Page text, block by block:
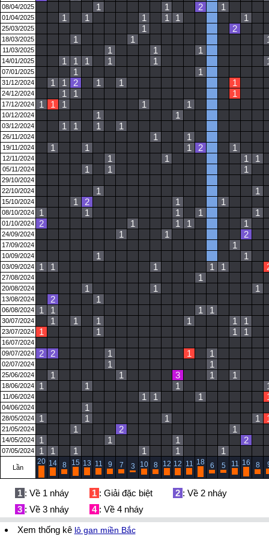
08/04/2025 1 1 2 1
01/04/2025 1 1 1 1 1 1
25/03/2025 1 2
18/03/2025 1 1
11/03/2025 1 1 1
14/01/2025 1 1 1 1 1
07/01/2025 1 1
31/12/2024 1 1 2 1 1 1
24/12/2024 1 1 1
17/12/2024 1 1 1 1 1
10/12/2024 1 1
03/12/2024 1 1 1 1
26/11/2024 1 1
19/11/2024 1 1 1 2 1
12/11/2024 1 1 1 1
05/11/2024 1 1 1
29/10/2024
22/10/2024
1 1
15/10/2024 1 2 1 1
08/10/2024 1 1 1 1 1
01/10/2024 2 1 1 1 1
24/09/2024 1 1 2
17/09/2024 1
10/09/2024 1 1
03/09/2024 1 1 1 1 1
27/08/2024 1
20/08/2024 1 1 1
13/08/2024 2 1
06/08/2024 1 1 1 1
30/07/2024 1 1 1 1 1 1
23/07/2024 1 1 1 1
16/07/2024
09/07/2024
2 2 1 1 1
02/07/2024 1 1
25/06/2024 1 1 3 1 1
18/06/2024 1 1 1
11/06/2024 1 1 1
04/06/2024 1
28/05/2024 1 1 1 1
21/05/2024 1 2 1
14/05/2024 1 1 1 2
07/05/2024 1 1 1 1 1 1
Lần
20 14 8 15 13 11 9 7 3 10 8 12 12 11 18 6 5 11 16 8
1 : Về 1 nháy 1 : Giải đặc biệt 2 : Về 2 nháy
3 : Về 3 nháy 4 : Về 4 nháy
Xem thống kê lô gan miền Bắc